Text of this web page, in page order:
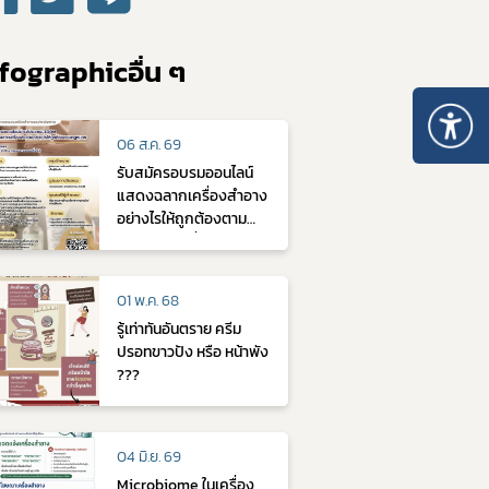
อื่น ๆ
06 ส.ค. 69
รับสมัครอบรมออนไลน์
แสดงฉลากเครื่องสำอาง
อย่างไรให้ถูกต้องตาม
01 พ.ค. 68
รู้เท่าทันอันตราย ครีม
ปรอทขาวปัง หรือ หน้าพัง
???
04 มิ.ย. 69
Microbiome ในเครื่อง